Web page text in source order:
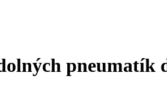
pneumatík